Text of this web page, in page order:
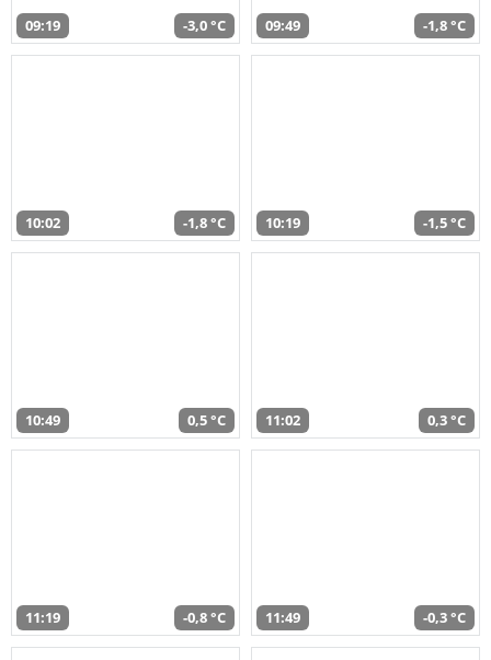
09:19 -3,0 °C 09:49 -1,8 °C
10:02 -1,8 °C 10:19 -1,5 °C
10:49 0,5 °C 11:02 0,3 °C
11:19 -0,8 °C 11:49 -0,3 °C